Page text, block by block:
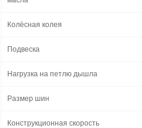
Колёсная колея
Подвеска
Нагрузка на петлю дышла
Размер шин
Конструкционная скорость